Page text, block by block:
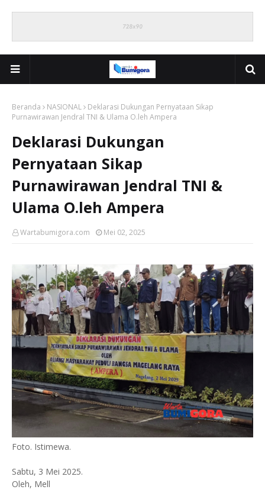
Beranda NASIONAL
Deklarasi Dukungan Pernyataan Sikap
Purnawirawan Jendral TNI & Ulama O.leh Ampera
Deklarasi Dukungan
Pernyataan Sikap
Purnawirawan Jendral TNI &
Ulama O.leh Ampera
Wartabumigora.com Mei 02, 2025
Foto. Istimewa.
Sabtu, 3 Mei 2025.
Oleh, Mell